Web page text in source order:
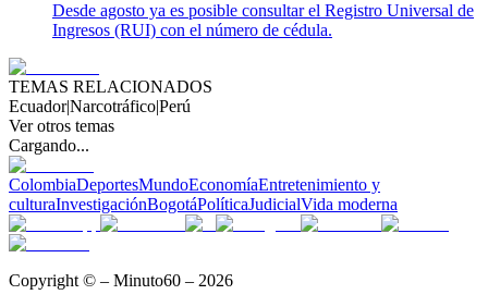
Desde agosto ya es posible consultar el Registro Universal de
Ingresos (RUI) con el número de cédula.
TEMAS RELACIONADOS
Ecuador|Narcotráfico|Perú
Ver otros temas
Cargando...
ColombiaDeportesMundoEconomíaEntretenimiento y
culturaInvestigaciónBogotáPolíticaJudicialVida moderna
Copyright © – Minuto60 – 2026